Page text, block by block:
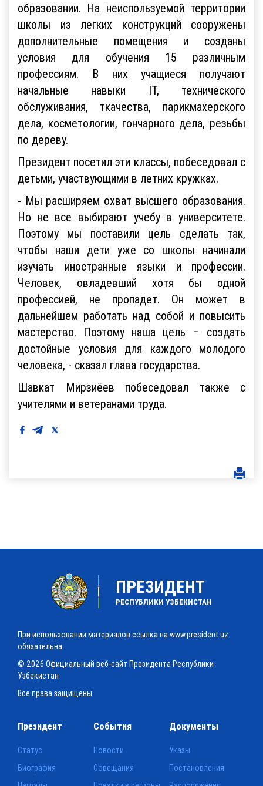
образовании. На неиспользуемой территории
школы из легких конструкций сооружены
дополнительные помещения и созданы
условия для обучения 15 различным
профессиям. В них учащиеся получают
начальные навыки IT, технического
обслуживания, ткачества, парикмахерского
дела, косметологии, гончарного дела, резьбы
по дереву.
Президент посетил эти классы, побеседовал с
детьми, участвующими в летних кружках.
- Мы расширяем охват высшего образования.
Но не все выбирают учебу в университете.
Поэтому мы поставили цель сделать так,
чтобы наши дети уже со школы начинали
изучать иностранные языки и профессии.
Человек, овладевший хотя бы одной
профессией, не пропадет. Он может в
дальнейшем работать над собой и повысить
мастерство. Поэтому наша цель – создать
достойные условия для каждого молодого
человека, - сказал глава государства.
Шавкат Мирзиёев побеседовал также с
учителями и ветеранами труда.
ПРЕЗИДЕНТ
РЕСПУБЛИКИ УЗБЕКИСТАН
При использовании материалов ссылка на www.president.uz
обязательна
© 2026 Официальный веб-сайт Президента Республики
Узбекистан
Все права защищены
Президент
Статус
Биография
События
Новости
Совещания
Документы
Указы
Постановления